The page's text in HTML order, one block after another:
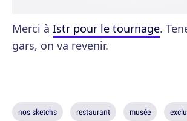
Merci à Istr pour le tournage.
gars, on va revenir.
nos sketchs restaurant musée